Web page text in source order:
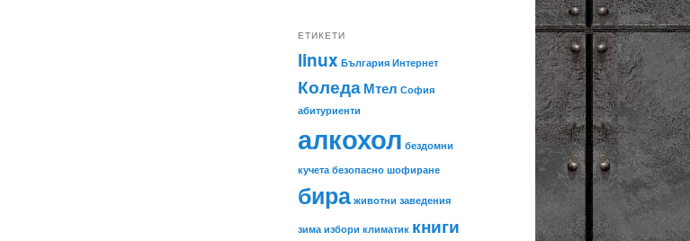
ЕТИКЕТИ
linux България Интернет
КоледаМтел София
абитуриенти
алкохол бездомни
кучета безопасно шофиране
бира животни заведения
зима избори климатик книги